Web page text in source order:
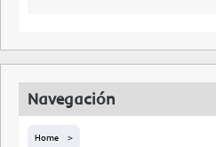
Navegación
Home